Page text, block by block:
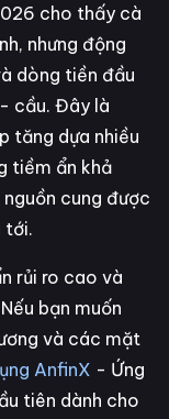
cho thấy cà
nhưng động
dòng tiền đầu
cầu. Đây là
tăng dựa nhiều
tiềm ẩn khả
cung được
tới.
rủi ro cao và
bạn muốn
và các mặt
AnfinX - Ứng
tiên dành cho